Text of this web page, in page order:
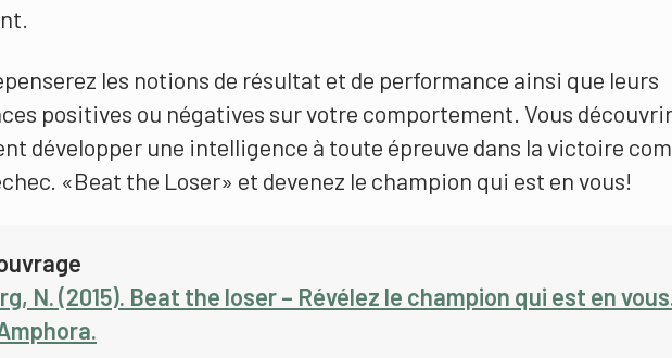
les notions de résultat et de performance ainsi que leurs
positives ou négatives sur votre comportement. Vous
développer une intelligence à toute épreuve dans la victoire
«Beat the Loser» et devenez le champion qui est en vous!
N. (2015). Beat the loser – Révélez le champion qui est en